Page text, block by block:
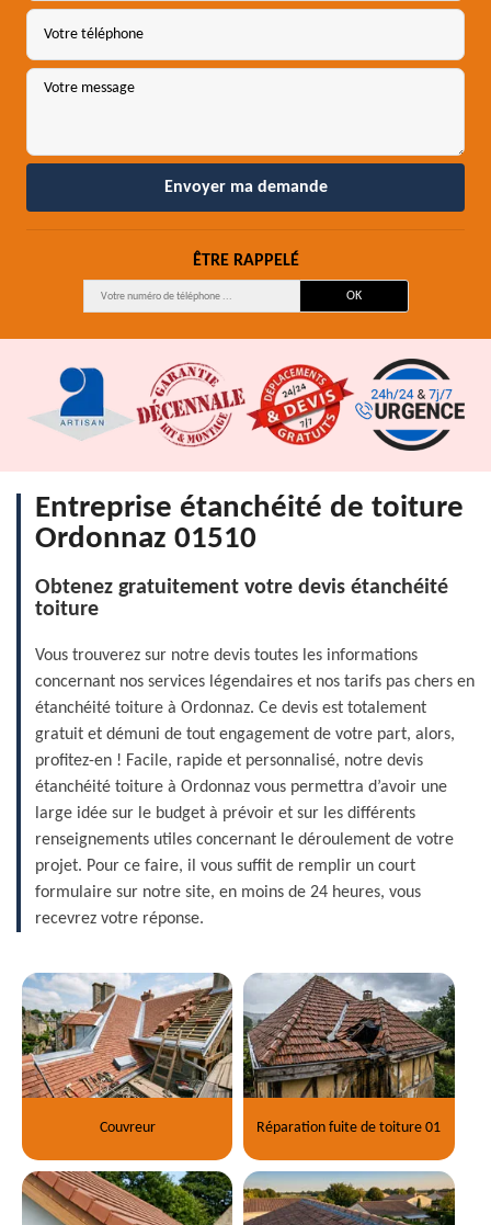
ÊTRE RAPPELÉ
Entreprise étanchéité de toiture
Ordonnaz 01510
Obtenez gratuitement votre devis étanchéité
toiture
Vous trouverez sur notre devis toutes les informations
concernant nos services légendaires et nos tarifs pas chers en
étanchéité toiture à Ordonnaz. Ce devis est totalement
gratuit et démuni de tout engagement de votre part, alors,
profitez-en ! Facile, rapide et personnalisé, notre devis
étanchéité toiture à Ordonnaz vous permettra d’avoir une
large idée sur le budget à prévoir et sur les différents
renseignements utiles concernant le déroulement de votre
projet. Pour ce faire, il vous suffit de remplir un court
formulaire sur notre site, en moins de 24 heures, vous
recevrez votre réponse.
Couvreur Réparation fuite de toiture 01